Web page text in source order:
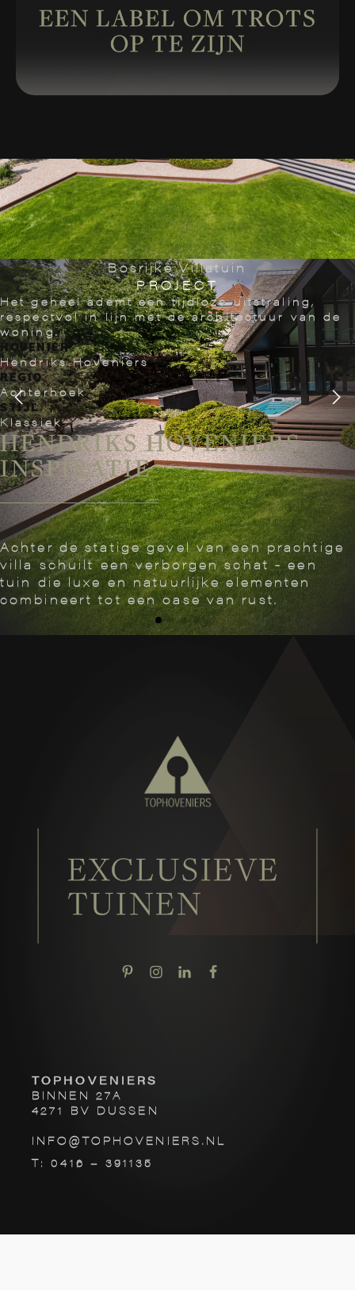
EEN LABEL OM TROTS
OP TE ZIJN
Zwevend terras
PROJECT
Functionaliteit en esthetiek gecombineerd
HOVENIER
Wijsman Hoveniers
REGIO
Moordrecht
STIJL
Functioneel design
WIJSMAN HOVENIERS
INSPIRATIE
In Moordrecht, waar water de omgeving
kenmerkt, hebben we een uniek project
afgerond: een zwevend terras op zestien
heipalen.
Read More
EXCLUSIEVE
TUINEN
TOPHOVENIERS
BINNEN 27A
4271 BV DUSSEN
INFO@TOPHOVENIERS.NL
T: 0416 – 391135